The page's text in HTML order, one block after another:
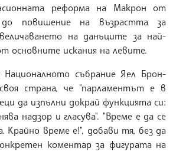
реформа на Макрон от
повишение на възрастта за
на данъците за най-
основните искания на левите.
Националното събрание Яел Брон-
страна, че "парламентът е в
да изпълни докрай функцията си:
надзор и гласува". "Време е да се
Крайно време е!", добави тя, без да
коментар за фигурата на